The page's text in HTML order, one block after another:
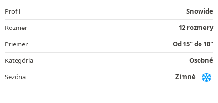
Profil
Snowide
Rozmer
12 rozmery
Priemer
Od 15" do 18"
Kategória
Osobné
Sezóna
Zimné